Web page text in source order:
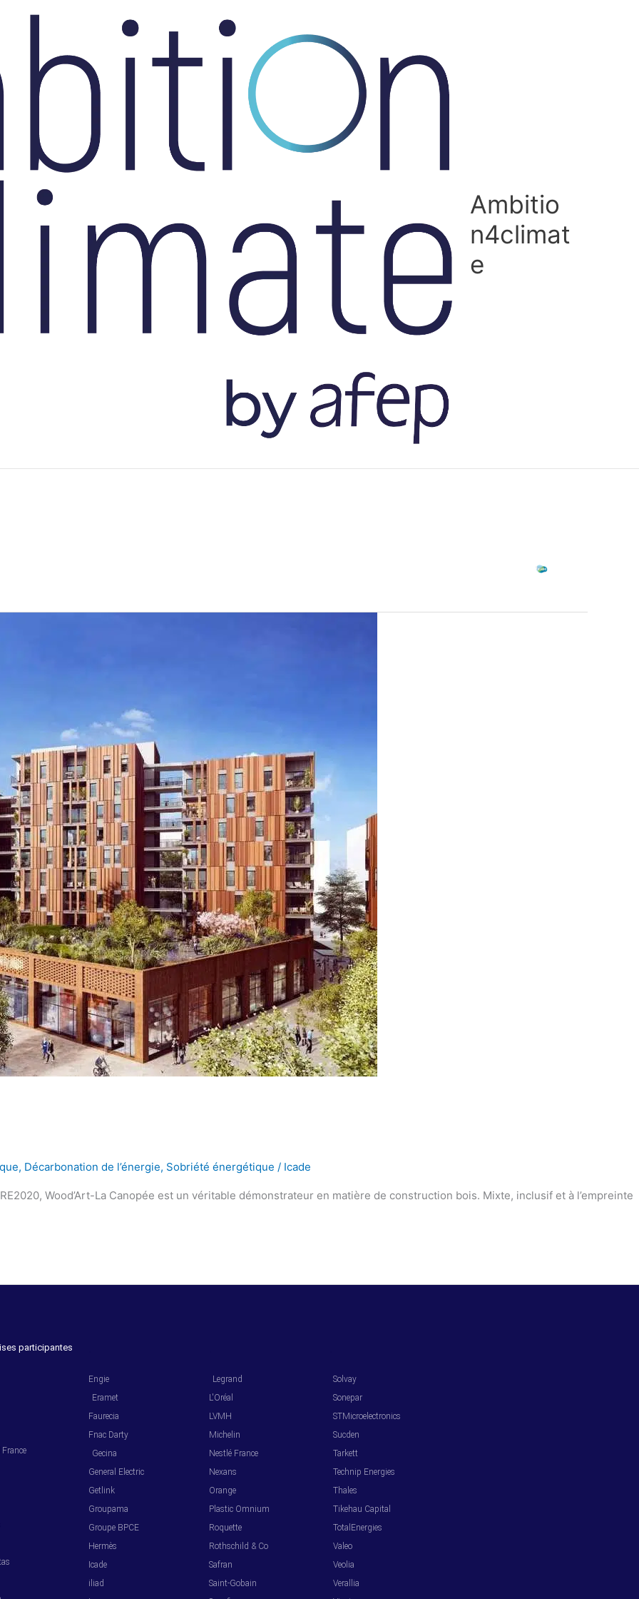
Ambitio
n4climat
e
, Décarbonation de l’énergie, Sobriété énergétique / Icade
Wood’Art-La Canopée est un véritable démonstrateur en matière de construction bois. Mixte, inclusif et à l’empreinte
participantes
Engie
Eramet
Faurecia
Fnac Darty
Gecina
General Electric
Getlink
Groupama
Groupe BPCE
Hermès
Icade
iliad
Legrand
L'Oréal
LVMH
Michelin
Nestlé France
Nexans
Orange
Plastic Omnium
Roquette
Rothschild & Co
Safran
Saint-Gobain
Solvay
Sonepar
STMicroelectronics
Sucden
Tarkett
Technip Energies
Thales
Tikehau Capital
TotalEnergies
Valeo
Veolia
Verallia